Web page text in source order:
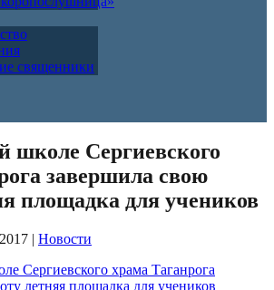
священники
школе Сергиевского
завершила свою
площадка для учеников
| Новости